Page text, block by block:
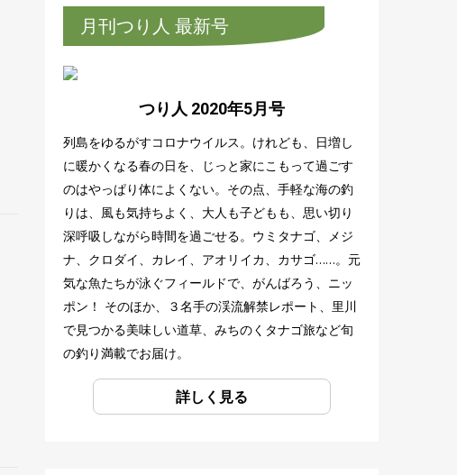
月刊つり人 最新号
つり人 2020年5月号
列島をゆるがすコロナウイルス。けれども、日増し
に暖かくなる春の日を、じっと家にこもって過ごす
のはやっぱり体によくない。その点、手軽な海の釣
りは、風も気持ちよく、大人も子どもも、思い切り
深呼吸しながら時間を過ごせる。ウミタナゴ、メジ
ナ、クロダイ、カレイ、アオリイカ、カサゴ……。元
気な魚たちが泳ぐフィールドで、がんばろう、ニッ
ポン！ そのほか、３名手の渓流解禁レポート、里川
で見つかる美味しい道草、みちのくタナゴ旅など旬
の釣り満載でお届け。
詳しく見る